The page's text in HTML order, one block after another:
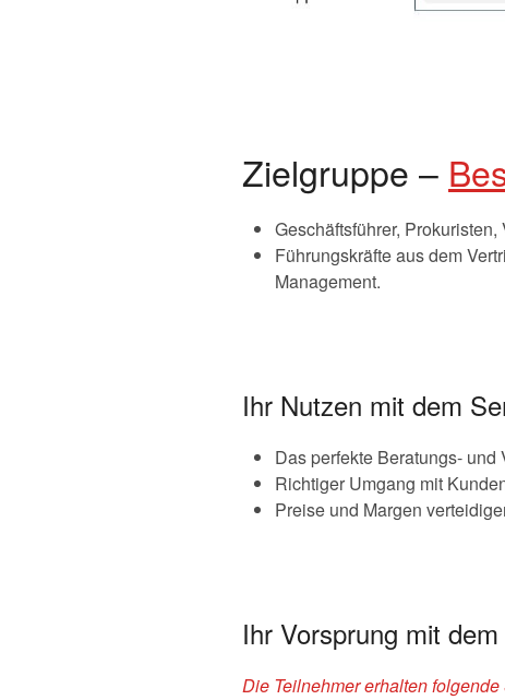
Zielgruppe –
Geschäftsführer, Prokuristen,
Führungskräfte aus dem
Management.
Ihr Nutzen mit dem
Das perfekte Beratungs- und
Richtiger Umgang mit
Preise und Margen
Ihr Vorsprung mit
Die Teilnehmer erhalten